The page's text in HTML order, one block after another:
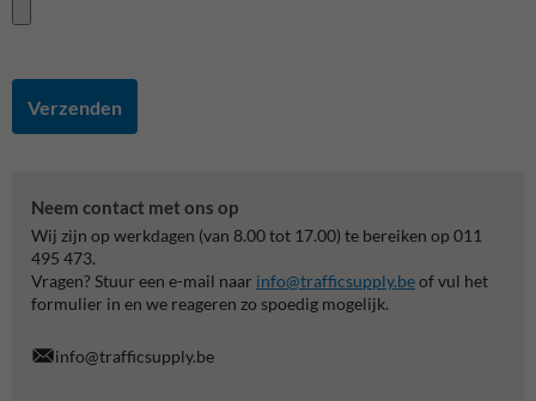
Verzenden
Neem contact met ons op
Wij zijn op werkdagen (van 8.00 tot 17.00) te bereiken op 011
495 473.
Vragen? Stuur een e-mail naar info@trafficsupply.beof vul het
formulier in en we reageren zo spoedig mogelijk.
info@trafficsupply.be